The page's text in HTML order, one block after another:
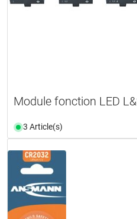
Module fonction LED
3 Article(s)